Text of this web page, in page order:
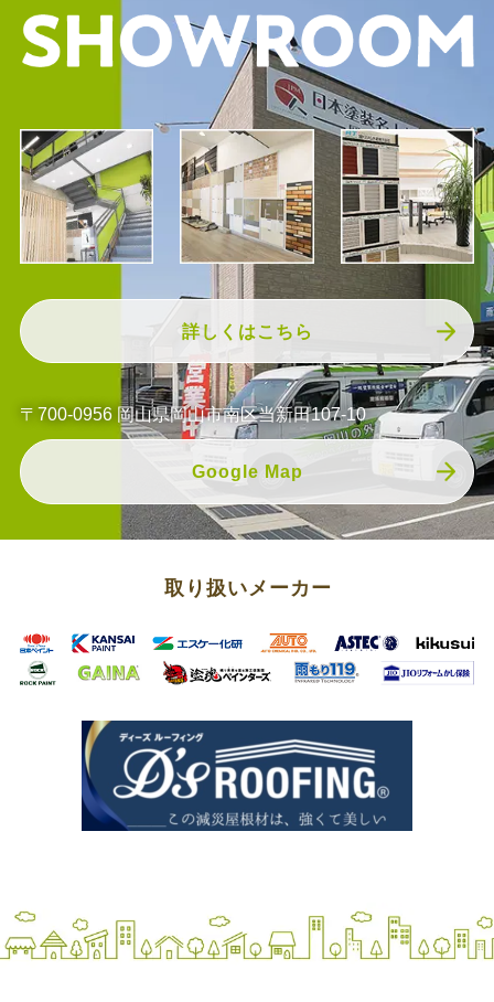
詳しくはこちら
〒700-0956 岡山県岡山市南区当新田107-10
Google Map
取り扱いメーカー